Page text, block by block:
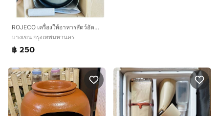
ROJECO เครื่องให้อาหารสัตว์อัตโนมัติ 2 ลิตร
บางเขน กรุงเทพมหานคร
฿ 250